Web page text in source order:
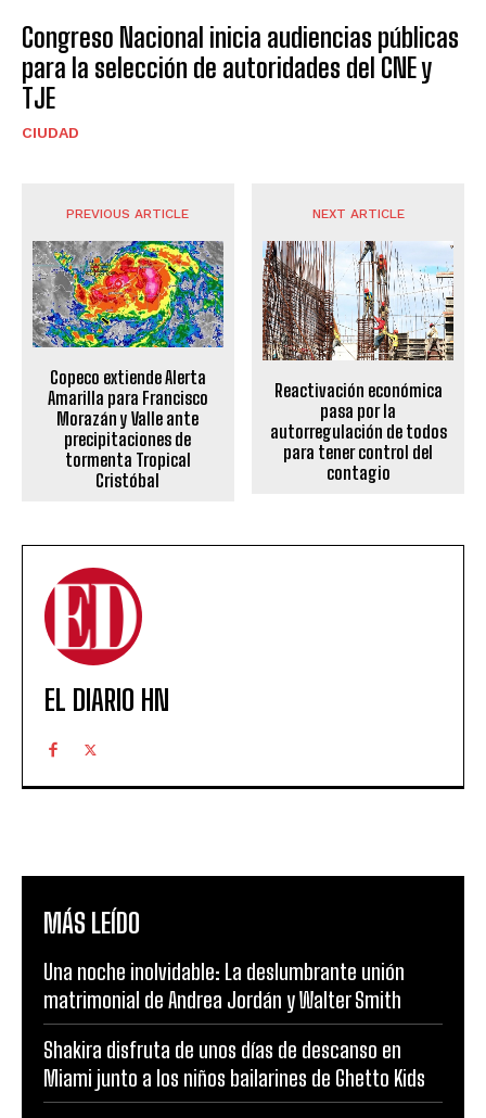
Congreso Nacional inicia audiencias públicas
para la selección de autoridades del CNE y
TJE
CIUDAD
PREVIOUS ARTICLE
Copeco extiende Alerta
Amarilla para Francisco
Morazán y Valle ante
precipitaciones de
tormenta Tropical
Cristóbal
NEXT ARTICLE
Reactivación económica
pasa por la
autorregulación de todos
para tener control del
contagio
EL DIARIO HN
MÁS LEÍDO
Una noche inolvidable: La deslumbrante unión
matrimonial de Andrea Jordán y Walter Smith
Shakira disfruta de unos días de descanso en
Miami junto a los niños bailarines de Ghetto Kids